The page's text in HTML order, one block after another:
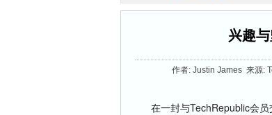
兴趣
作者: Justin James 来源:
在一封与TechRepublic会员